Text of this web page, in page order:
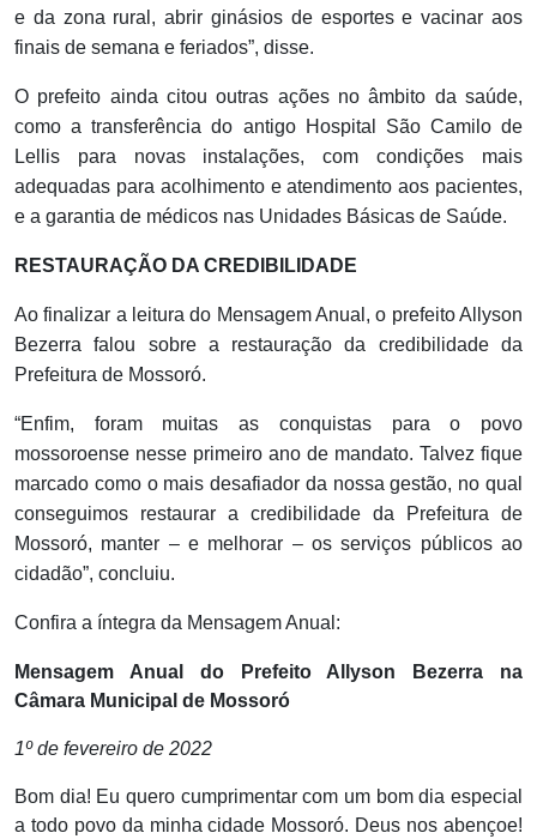
e da zona rural, abrir ginásios de esportes e vacinar aos
finais de semana e feriados”, disse.
O prefeito ainda citou outras ações no âmbito da saúde,
como a transferência do antigo Hospital São Camilo de
Lellis para novas instalações, com condições mais
adequadas para acolhimento e atendimento aos pacientes,
e a garantia de médicos nas Unidades Básicas de Saúde.
RESTAURAÇÃO DA CREDIBILIDADE
Ao finalizar a leitura do Mensagem Anual, o prefeito Allyson
Bezerra falou sobre a restauração da credibilidade da
Prefeitura de Mossoró.
“Enfim, foram muitas as conquistas para o povo
mossoroense nesse primeiro ano de mandato. Talvez fique
marcado como o mais desafiador da nossa gestão, no qual
conseguimos restaurar a credibilidade da Prefeitura de
Mossoró, manter – e melhorar – os serviços públicos ao
cidadão”, concluiu.
Confira a íntegra da Mensagem Anual:
Mensagem Anual do Prefeito Allyson Bezerra na
Câmara Municipal de Mossoró
1º de fevereiro de 2022
Bom dia! Eu quero cumprimentar com um bom dia especial
a todo povo da minha cidade Mossoró. Deus nos abençoe!